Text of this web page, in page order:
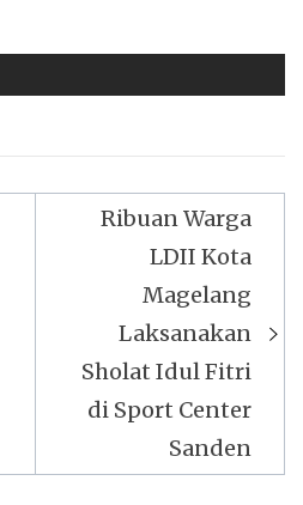
Ribuan Warga
LDII Kota
Magelang
Laksanakan
Sholat Idul Fitri
di Sport Center
Sanden